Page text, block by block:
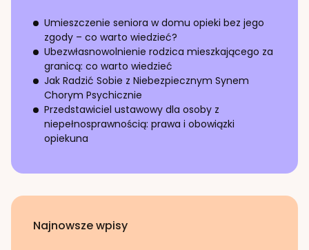
Umieszczenie seniora w domu opieki bez jego
zgody – co warto wiedzieć?
Ubezwłasnowolnienie rodzica mieszkającego za
granicą: co warto wiedzieć
Jak Radzić Sobie z Niebezpiecznym Synem
Chorym Psychicznie
Przedstawiciel ustawowy dla osoby z
niepełnosprawnością: prawa i obowiązki
opiekuna
Najnowsze wpisy